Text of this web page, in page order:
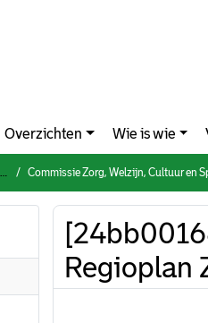
Overzichten Wie is wie
Commissie Zorg, Welzijn, Cultuur en Sport
Regioplan